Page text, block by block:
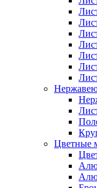
Цветные